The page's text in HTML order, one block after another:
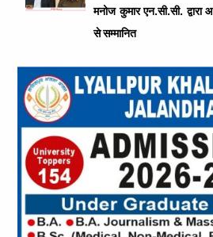
मनोज कुमार एन.सी.सी. द्वारा
से सम्मानित